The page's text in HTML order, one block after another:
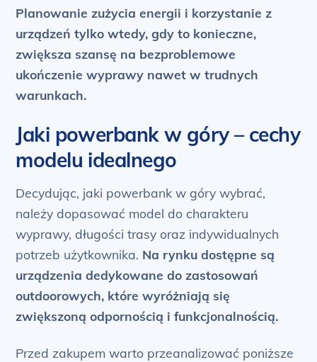
Planowanie zużycia energii i korzystanie z
urządzeń tylko wtedy, gdy to konieczne,
zwiększa szansę na bezproblemowe
ukończenie wyprawy nawet w trudnych
warunkach.
Jaki powerbank w góry – cechy
modelu idealnego
Decydując, jaki powerbank w góry wybrać,
należy dopasować model do charakteru
wyprawy, długości trasy oraz indywidualnych
potrzeb użytkownika. Na rynku dostępne są
urządzenia dedykowane do zastosowań
outdoorowych, które wyróżniają się
zwiększoną odpornością i funkcjonalnością.
Przed zakupem warto przeanalizować poniższe